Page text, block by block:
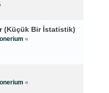
(Küçük Bir İstatistik)
«
«